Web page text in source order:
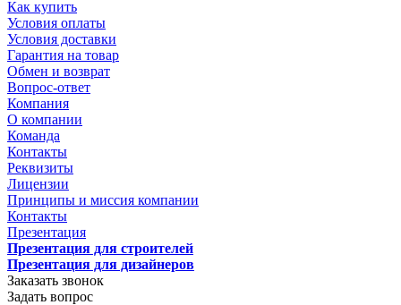
Как купить
Условия оплаты
Условия доставки
Гарантия на товар
Обмен и возврат
Вопрос-ответ
Компания
О компании
Команда
Контакты
Реквизиты
Лицензии
Принципы и миссия компании
Контакты
Презентация
Презентация для строителей
Презентация для дизайнеров
Заказать звонок
Задать вопрос